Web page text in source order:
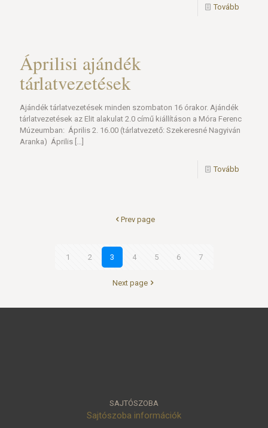
Tovább
Áprilisi ajándék
tárlatvezetések
Ajándék tárlatvezetések minden szombaton 16 órakor. Ajándék
tárlatvezetések az Elit alakulat 2.0 című kiállításon a Móra Ferenc
Múzeumban: Április 2. 16.00 (tárlatvezető: Szekeresné Nagyiván
Aranka) Április […]
Tovább
Prev page
1 2 3 4 5 6 7
Next page
SAJTÓSZOBA
Sajtószoba információk